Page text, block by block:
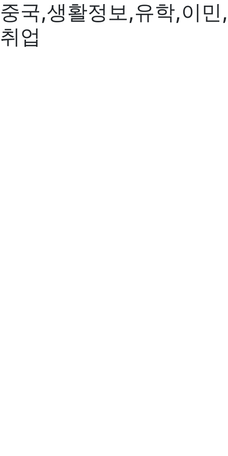
중국,생활정보,유학,이민,
취업